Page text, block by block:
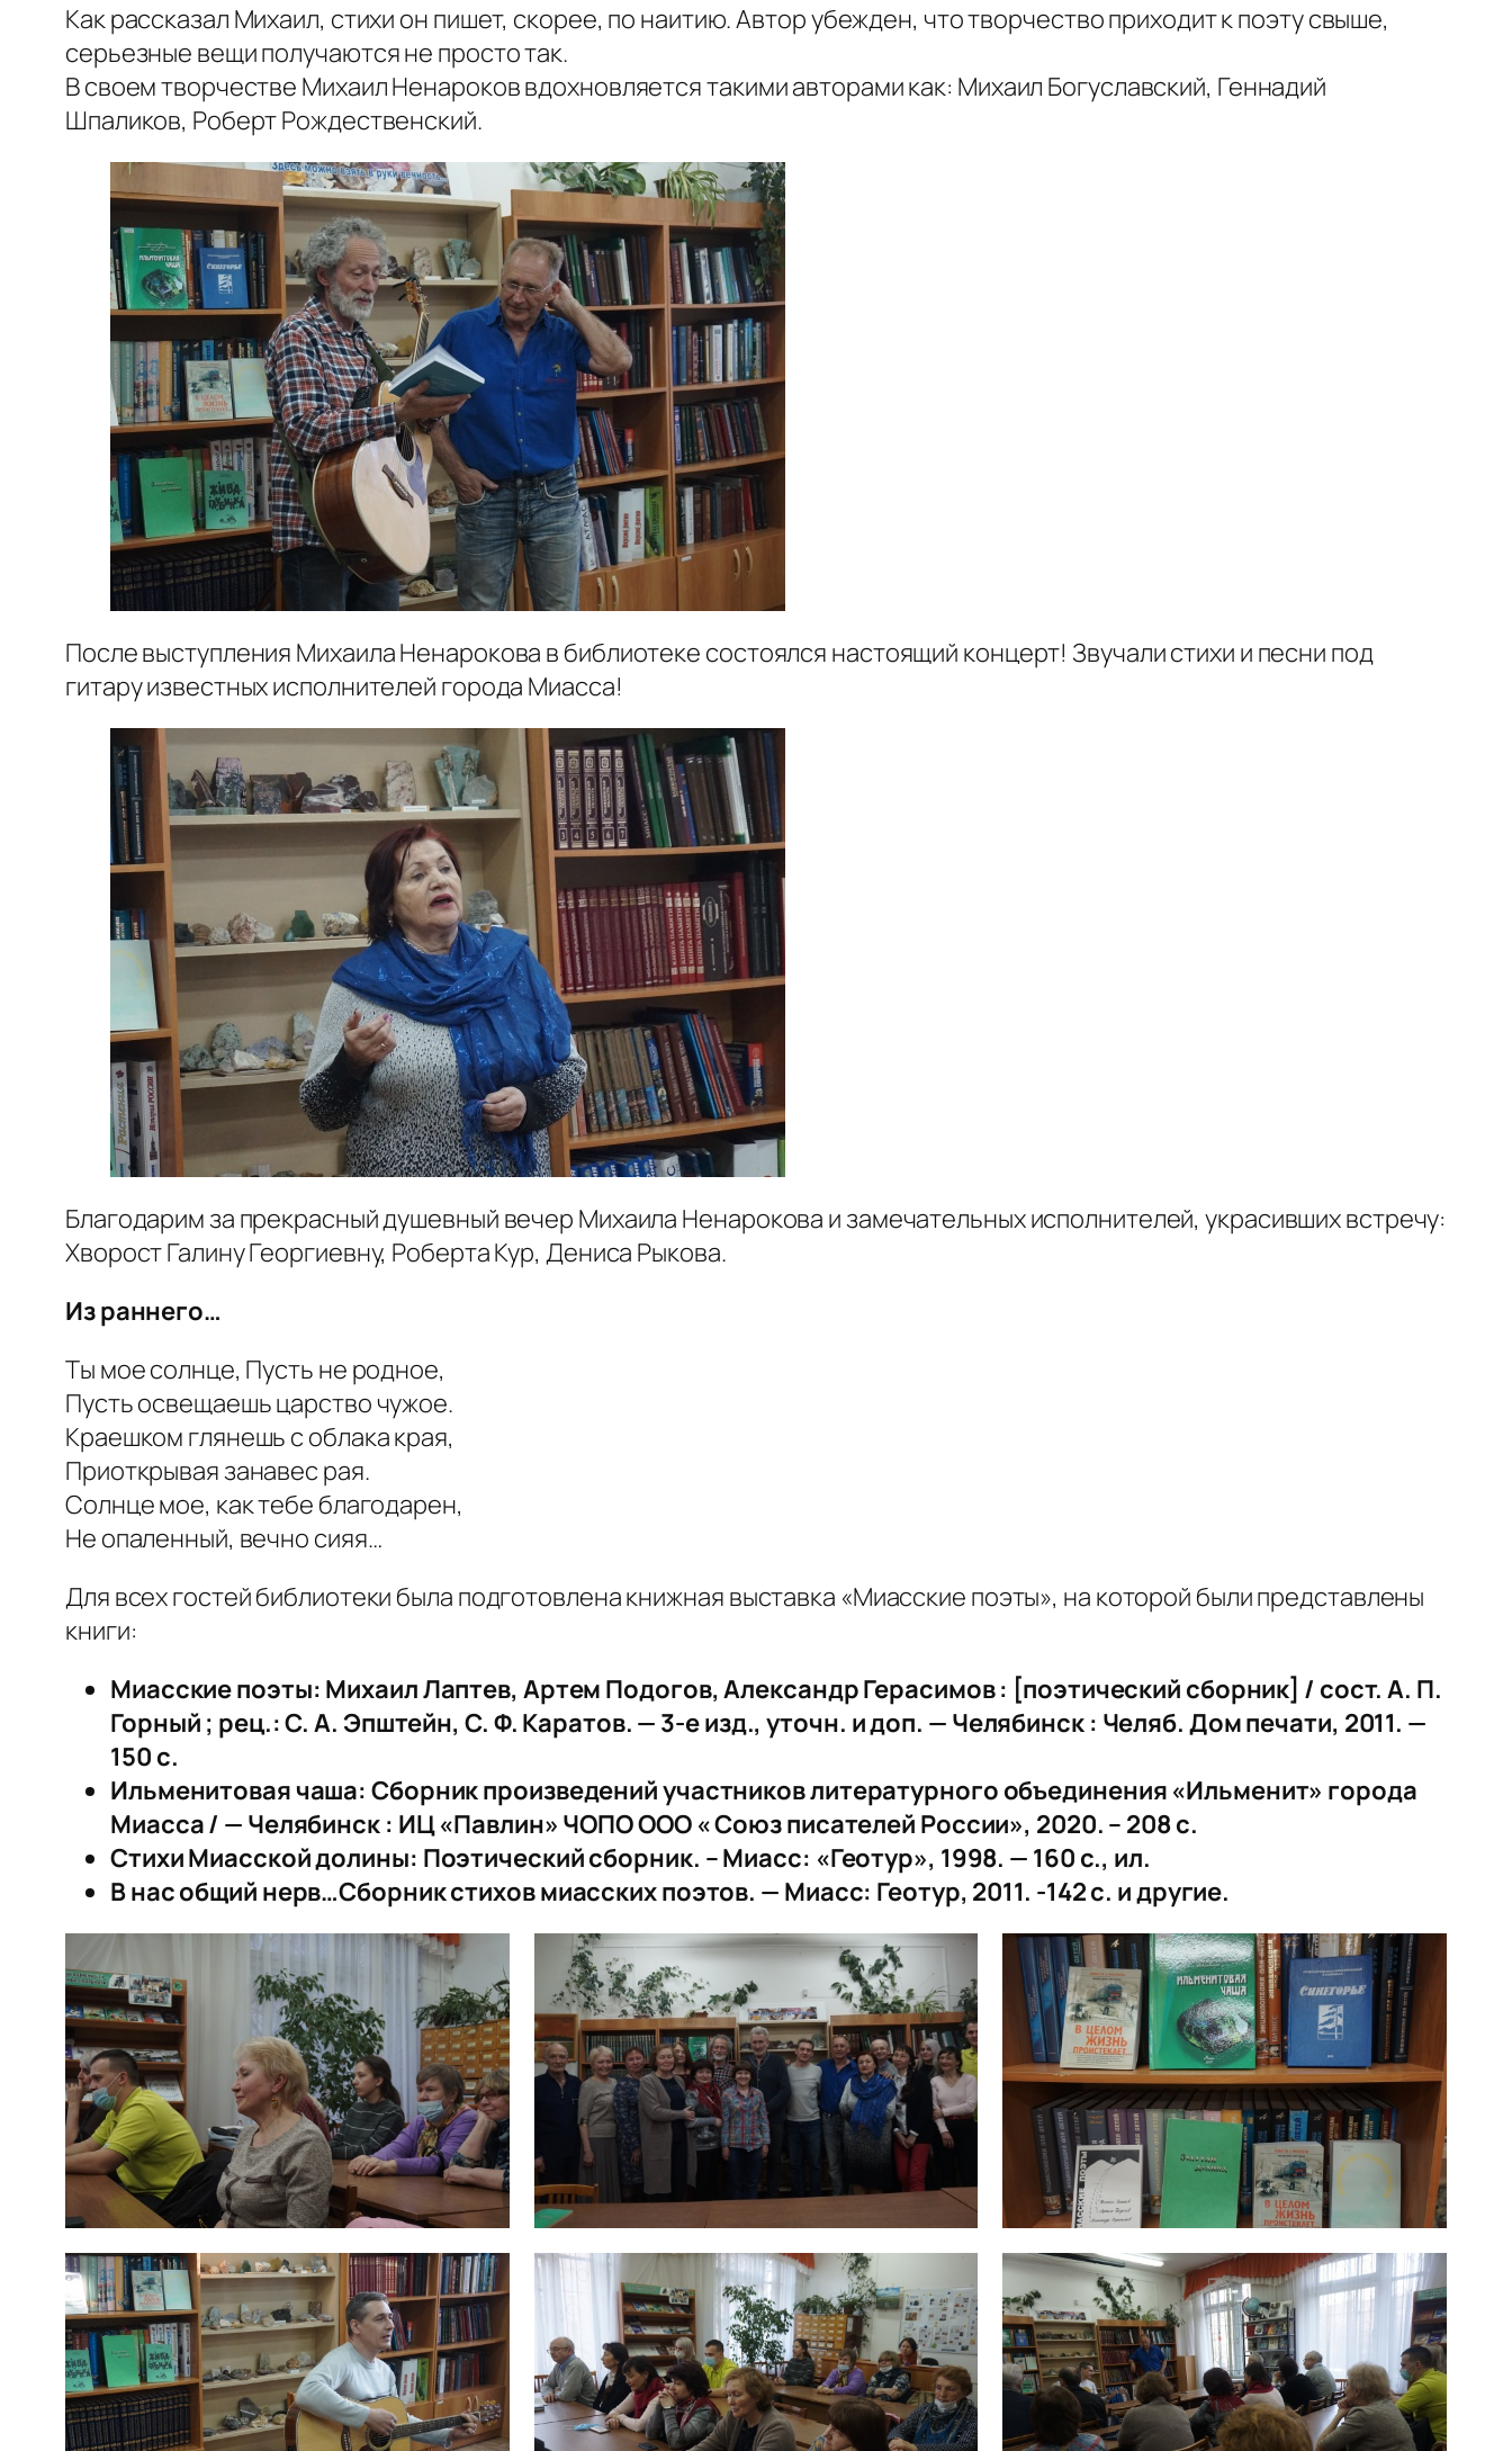
Как рассказал Михаил, стихи он пишет, скорее, по наитию. Автор убежден, что творчество приходит к поэту свыше,
серьезные вещи получаются не просто так.
В своем творчестве Михаил Ненароков вдохновляется такими авторами как: Михаил Богуславский, Геннадий
Шпаликов, Роберт Рождественский.
После выступления Михаила Ненарокова в библиотеке состоялся настоящий концерт! Звучали стихи и песни под
гитару известных исполнителей города Миасса!
Благодарим за прекрасный душевный вечер Михаила Ненарокова и замечательных исполнителей, украсивших встречу:
Хворост Галину Георгиевну, Роберта Кур, Дениса Рыкова.
Из раннего…
Ты мое солнце, Пусть не родное,
Пусть освещаешь царство чужое.
Краешком глянешь с облака края,
Приоткрывая занавес рая.
Солнце мое, как тебе благодарен,
Не опаленный, вечно сияя…
Для всех гостей библиотеки была подготовлена книжная выставка «Миасские поэты», на которой были представлены
книги:
Миасские поэты: Михаил Лаптев, Артем Подогов, Александр Герасимов : [поэтический сборник] / сост. А. П.
Горный ; рец.: С. А. Эпштейн, С. Ф. Каратов. — 3-е изд., уточн. и доп. — Челябинск : Челяб. Дом печати, 2011. —
150 с.
Ильменитовая чаша: Сборник произведений участников литературного объединения «Ильменит» города
Миасса / — Челябинск : ИЦ «Павлин» ЧОПО ООО « Союз писателей России», 2020. – 208 с.
Стихи Миасской долины: Поэтический сборник. – Миасс: «Геотур», 1998. — 160 с., ил.
В нас общий нерв…Сборник стихов миасских поэтов. — Миасс: Геотур, 2011. -142 с. и другие.